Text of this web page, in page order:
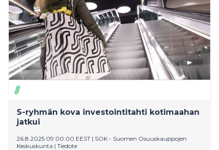
S-ryhmän kova investointitahti kotimaahan
jatkui
26.8.2025 09:00:00 EEST | SOK - Suomen Osuuskauppojen
Keskuskunta | Tiedote